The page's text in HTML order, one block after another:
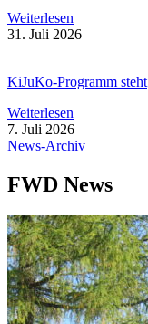
Wei­ter­le­sen
31. Juli 2026
KiJuKo-Pro­­gramm steht
Wei­ter­le­sen
7. Juli 2026
News-Archiv
FWD News